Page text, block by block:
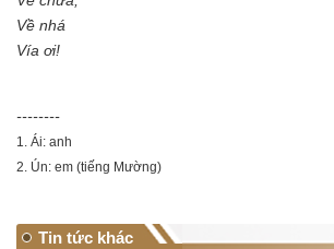
Về nhá
Vía ơi!
--------
1. Ái: anh
2. Ún: em (tiếng Mường)
Tin tức khác